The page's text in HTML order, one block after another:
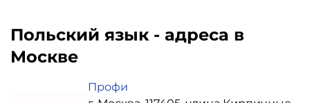
Польский язык - адреса в
Москве
Профи